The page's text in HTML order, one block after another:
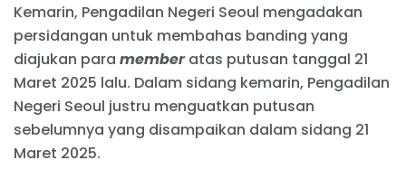
Kemarin, Pengadilan Negeri Seoul mengadakan
persidangan untuk membahas banding yang
diajukan para memberatas putusan tanggal 21
Maret 2025 lalu. Dalam sidang kemarin, Pengadilan
Negeri Seoul justru menguatkan putusan
sebelumnya yang disampaikan dalam sidang 21
Maret 2025.